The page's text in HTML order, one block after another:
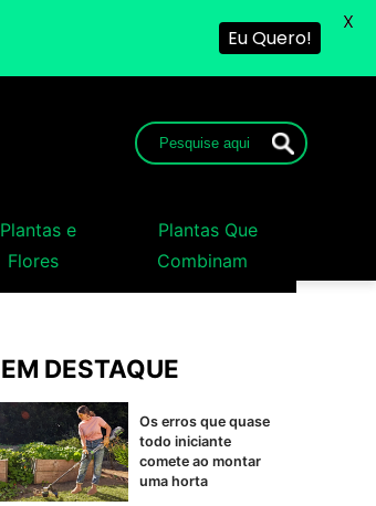
Plantas e
Flores
Plantas Que
Combinam
EM DESTAQUE
Os erros que quase
todo iniciante
comete ao montar
uma horta
Eu Quero!
X